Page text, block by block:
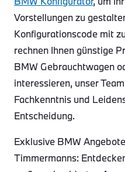
Vorstellungen zu
Konfigurationscode mit
rechnen Ihnen günstige
BMW Gebrauchtwagen
interessieren, unser
Fachkenntnis und
Entscheidung.
Exklusive BMW
Timmermanns: